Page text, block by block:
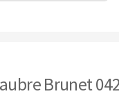
Brunet